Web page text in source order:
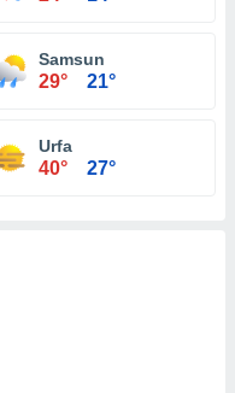
Samsun
29° 21°
Urfa
40° 27°